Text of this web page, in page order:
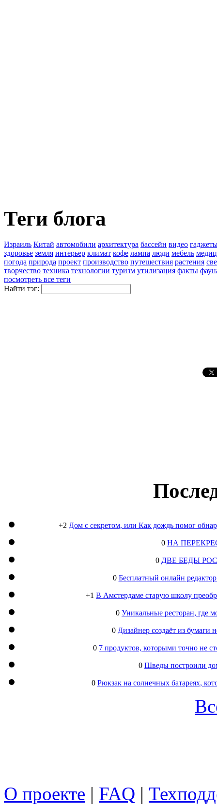
Теги блога
Израиль Китай автомобили архитектура бассейн видео
здоровье земля интерьер климат кофе лампа люди мебель
погода природа проект производство путешествия растения
творчество техника технологии туризм утилизация факты
посмотреть все теги
Найти тэг:
+2 Дом с секретом, или Как дождь помог
0 НА
0 ДВЕ БЕДЫ
0 Бесплатный онлайн
+1 В Амстердаме старую школу
0 Уникальные ресторан, где
0 Дизайнер создаёт из
0 7 продуктов, которыми точно не
0 Шведы построили
0 Рюкзак на солнечных батареях,
О проекте | FAQ |